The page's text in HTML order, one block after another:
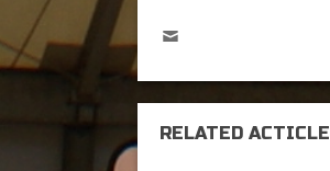
RELATED ACTICLE